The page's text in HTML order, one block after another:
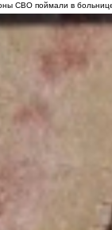
СВО поймали в